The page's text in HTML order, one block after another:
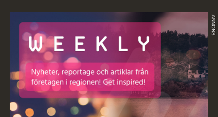
ANNONS